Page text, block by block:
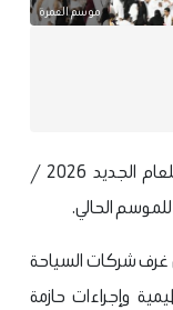
موسم العمرة
للعام الجديد 2026 /
غرف شركات السياحة
وإجراءات حازمة